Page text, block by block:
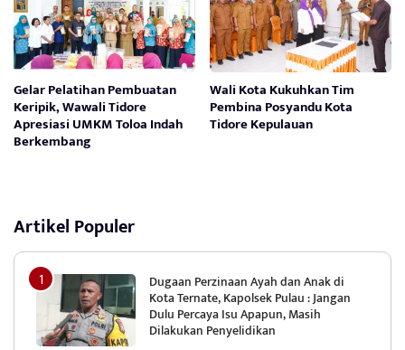
Gelar Pelatihan Pembuatan
Keripik, Wawali Tidore
Apresiasi UMKM Toloa Indah
Berkembang
Wali Kota Kukuhkan Tim
Pembina Posyandu Kota
Tidore Kepulauan
Artikel Populer
Dugaan Perzinaan Ayah dan Anak di
Kota Ternate, Kapolsek Pulau : Jangan
Dulu Percaya Isu Apapun, Masih
Dilakukan Penyelidikan